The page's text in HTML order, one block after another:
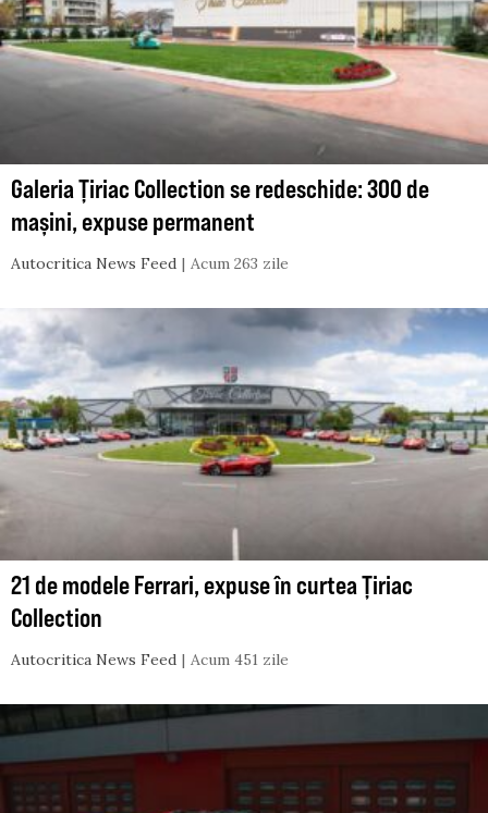
Galeria Țiriac Collection se redeschide: 300 de
mașini, expuse permanent
Autocritica News Feed Acum 263 zile
21 de modele Ferrari, expuse în curtea Țiriac
Collection
Autocritica News Feed Acum 451 zile